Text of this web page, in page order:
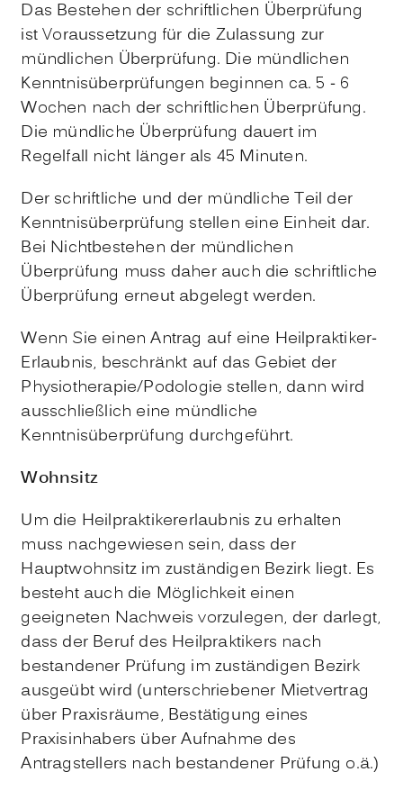
Das Bestehen der schriftlichen Überprüfung
ist Voraussetzung für die Zulassung zur
mündlichen Überprüfung. Die mündlichen
Kenntnisüberprüfungen beginnen ca. 5 - 6
Wochen nach der schriftlichen Überprüfung.
Die mündliche Überprüfung dauert im
Regelfall nicht länger als 45 Minuten.
Der schriftliche und der mündliche Teil der
Kenntnisüberprüfung stellen eine Einheit dar.
Bei Nichtbestehen der mündlichen
Überprüfung muss daher auch die schriftliche
Überprüfung erneut abgelegt werden.
Wenn Sie einen Antrag auf eine Heilpraktiker-
Erlaubnis, beschränkt auf das Gebiet der
Physiotherapie/Podologie stellen, dann wird
ausschließlich eine mündliche
Kenntnisüberprüfung durchgeführt.
Wohnsitz
Um die Heilpraktikererlaubnis zu erhalten
muss nachgewiesen sein, dass der
Hauptwohnsitz im zuständigen Bezirk liegt. Es
besteht auch die Möglichkeit einen
geeigneten Nachweis vorzulegen, der darlegt,
dass der Beruf des Heilpraktikers nach
bestandener Prüfung im zuständigen Bezirk
ausgeübt wird (unterschriebener Mietvertrag
über Praxisräume, Bestätigung eines
Praxisinhabers über Aufnahme des
Antragstellers nach bestandener Prüfung o.ä.)